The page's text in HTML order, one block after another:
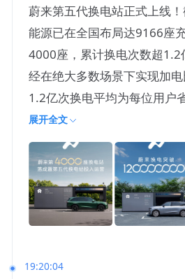
蔚来第五代换电站正式上线
能源已在全国布局达9166座
4000座，累计换电次数超1.2
经在绝大多数场景下实现加电
1.2亿次换电平均为每位用户
下2.6万
展开全文
19:20:04